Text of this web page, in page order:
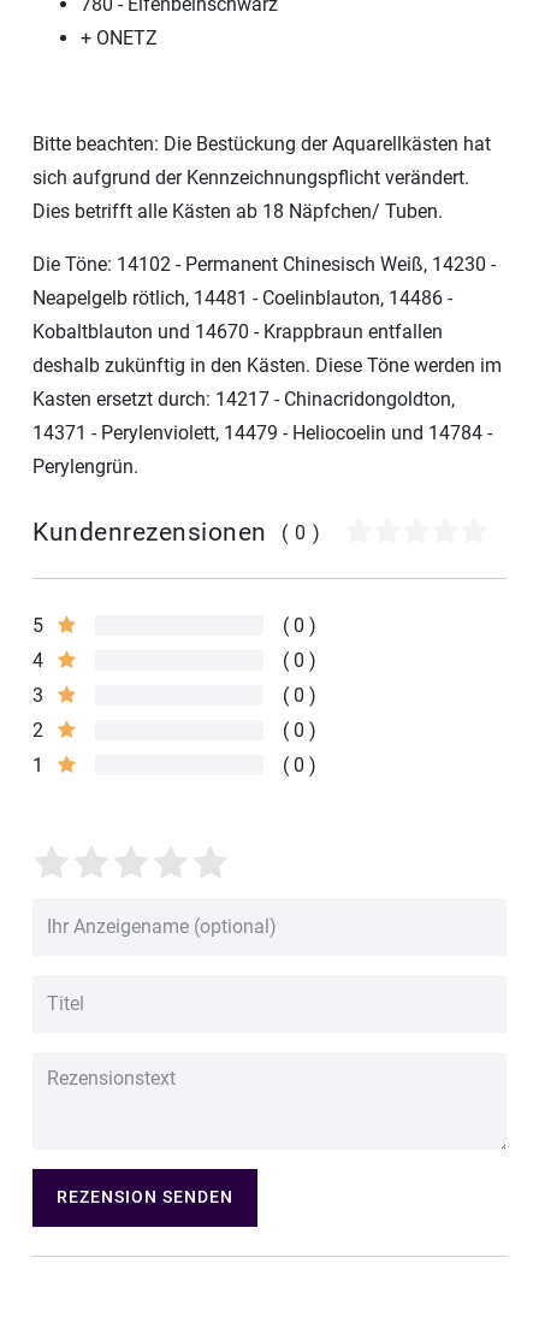
+ ONETZ
Bitte beachten: Die Bestückung der Aquarellkästen hat
sich aufgrund der Kennzeichnungspflicht verändert.
Dies betrifft alle Kästen ab 18 Näpfchen/ Tuben.
Die Töne: 14102 - Permanent Chinesisch Weiß, 14230 -
Neapelgelb rötlich, 14481 - Coelinblauton, 14486 -
Kobaltblauton und 14670 - Krappbraun entfallen
deshalb zukünftig in den Kästen. Diese Töne werden im
Kasten ersetzt durch: 14217 - Chinacridongoldton,
14371 - Perylenviolett, 14479 - Heliocoelin und 14784 -
Perylengrün.
Kundenrezensionen (0)
5
0
4
0
3
0
2
0
1
0
REZENSION SENDEN